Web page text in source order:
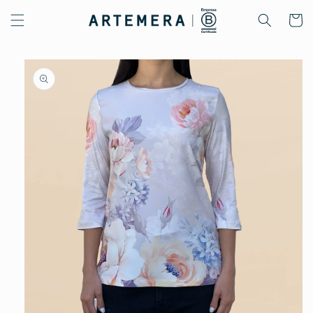
directamente
al contenido
Carrito
directamente
información